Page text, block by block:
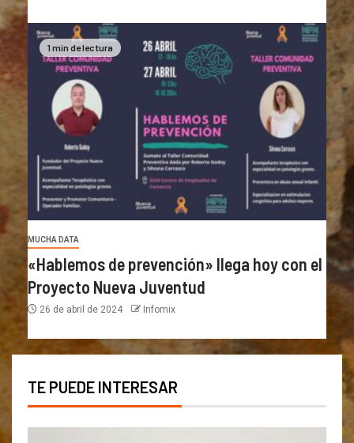
1 min de lectura
MUCHA DATA
«Hablemos de prevención» llega hoy con el
Proyecto Nueva Juventud
26 de abril de 2024 Infomix
TE PUEDE INTERESAR